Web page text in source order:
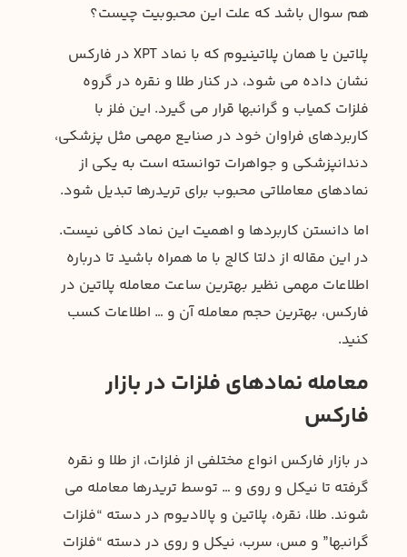
هم سوال باشد که علت این محبوبیت چیست؟
پلاتین یا همان پلاتینیوم که با نماد XPT در فارکس
نشان داده می شود، در کنار طلا و نقره در گروه
فلزات کمیاب و گرانبها قرار می گیرد. این فلز با
کاربردهای فراوان خود در صنایع مهمی مثل پزشکی،
دندانپزشکی و جواهرات توانسته است به یکی از
نمادهای معاملاتی محبوب برای تریدرها تبدیل شود.
اما دانستن کاربردها و اهمیت این نماد کافی نیست.
در این مقاله از دلتا کالج با ما همراه باشید تا درباره
اطلاعات مهمی نظیر بهترین ساعت معامله پلاتین در
فارکس، بهترین حجم معامله آن و … اطلاعات کسب
کنید.
معامله نمادهای فلزات در بازار
فارکس
در بازار فارکس انواع مختلفی از فلزات، از طلا و نقره
گرفته تا نیکل و روی و … توسط تریدرها معامله می
شوند. طلا، نقره، پلاتین و پالادیوم در دسته “فلزات
گرانبها” و مس، سرب، نیکل و روی در دسته “فلزات